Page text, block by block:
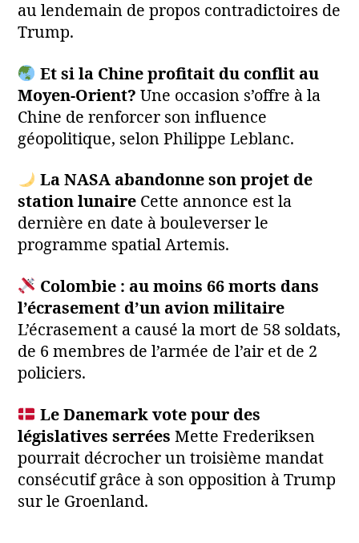
au lendemain de propos contradictoires de
Trump.
Et si la Chine profitait du conflit au
Moyen-Orient? Une occasion s’offre à la
Chine de renforcer son influence
géopolitique, selon Philippe Leblanc.
La NASA abandonne son projet de
station lunaire Cette annonce est la
dernière en date à bouleverser le
programme spatial Artemis.
Colombie : au moins 66 morts dans
l’écrasement d’un avion militaire
L’écrasement a causé la mort de 58 soldats,
de 6 membres de l’armée de l’air et de 2
policiers.
Le Danemark vote pour des
législatives serrées Mette Frederiksen
pourrait décrocher un troisième mandat
consécutif grâce à son opposition à Trump
sur le Groenland.